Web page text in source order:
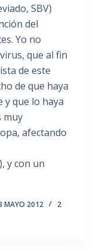
SBV)
del
Yo no
que al fin
de este
de que haya
y que lo haya
muy
afectando
y con un
MAYO 2012
2